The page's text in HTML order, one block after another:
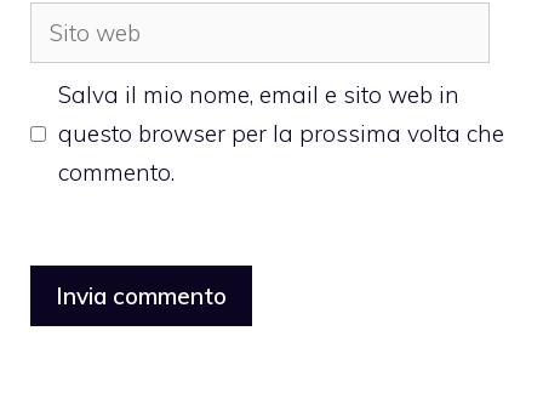
Sito
web
Salva il mio nome, email e sito web in
questo browser per la prossima volta che
commento.